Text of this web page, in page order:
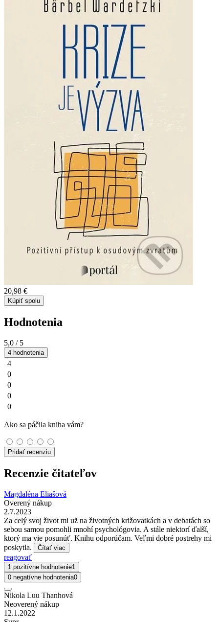
20,98 €
Kúpiť spolu
Hodnotenia
5,0 / 5
4 hodnotenia
4
0
0
0
0
Ako sa páčila kniha vám?
Pridať recenziu
Recenzie čitateľov
Magdaléna Eliašová
Overený nákup
2.7.2023
Za celý svoj život mi už na životných križovatkách a v debatách so
sebou samou pomohli mnohí psychológovia. A stále niektorí ďalší,
ktorý ma vie posunúť. Knihu odporúčam. Veľmi dobré postrehy mi
poskytla.
Čítať viac
reagovať
1 pozitívne hodnotenie1
0 negatívne hodnotenia0
Nikola Luu Thanhová
Neoverený nákup
12.1.2022